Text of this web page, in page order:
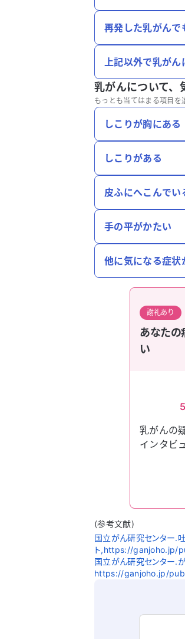
再発した乳がんで
上記以外で乳がん
乳がんについて、
もっとも当てはまる項目を
しこりが胸にある
しこりがある
皮ふにへこんでい
手の平がかたい
他に気になる症状
謝礼あり
あなたの
い
乳がんの
インタビ
(参考文献)
国立がん研究センター.
ト,https://ganjoho.jp/
国立がん研究センター.
https://ganjoho.jp/